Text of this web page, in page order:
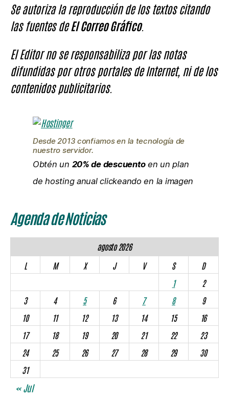
Se autoriza la reproducción de los textos citando
las fuentes deEl Correo Gráfico.
El Editor no se responsabiliza por las notas
difundidas por otros portales de Internet, ni de los
contenidos publicitarios.
Desde 2013 confiamos en la tecnología de
nuestro servidor.
Obtén un 20% de descuentoen un plan
de hosting anual clickeando en la imagen
Agenda de Noticias
agosto 2026
L
M X J V S
D
1
2
3
4 5 6 7 8
9
10
11 12 13 14 15
16
17
18 19 20 21 22
23
24
25 26 27 28 29
30
31
« Jul